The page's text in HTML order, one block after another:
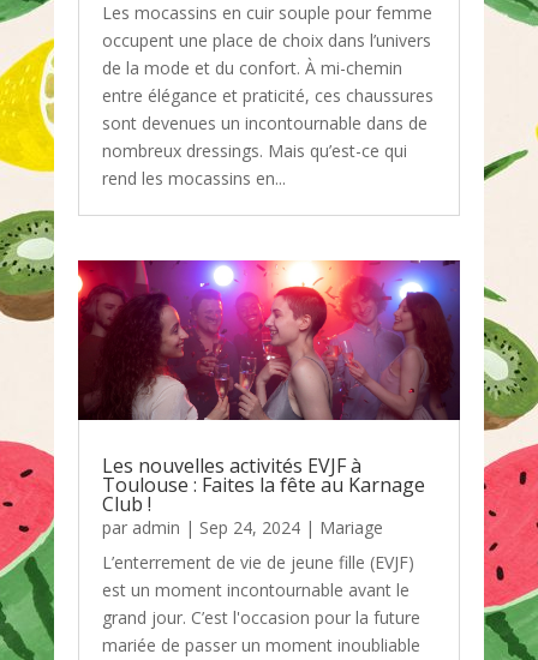
Les mocassins en cuir souple pour femme
occupent une place de choix dans l’univers
de la mode et du confort. À mi-chemin
entre élégance et praticité, ces chaussures
sont devenues un incontournable dans de
nombreux dressings. Mais qu’est-ce qui
rend les mocassins en...
Les nouvelles activités EVJF à
Toulouse : Faites la fête au Karnage
Club !
par admin | Sep 24, 2024| Mariage
L’enterrement de vie de jeune fille (EVJF)
est un moment incontournable avant le
grand jour. C’est l'occasion pour la future
mariée de passer un moment inoubliable